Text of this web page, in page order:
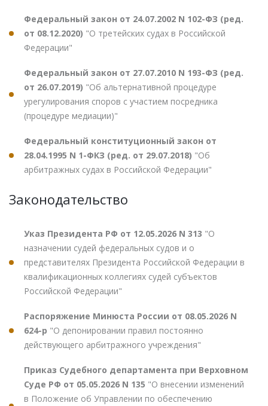
Федеральный закон от 24.07.2002 N 102-ФЗ (ред.
от 08.12.2020) "О третейских судах в Российской
Федерации"
Федеральный закон от 27.07.2010 N 193-ФЗ (ред.
от 26.07.2019) "Об альтернативной процедуре
урегулирования споров с участием посредника
(процедуре медиации)"
Федеральный конституционный закон от
28.04.1995 N 1-ФКЗ (ред. от 29.07.2018) "Об
арбитражных судах в Российской Федерации"
Законодательство
Указ Президента РФ от 12.05.2026 N 313 "О
назначении судей федеральных судов и о
представителях Президента Российской Федерации в
квалификационных коллегиях судей субъектов
Российской Федерации"
Распоряжение Минюста России от 08.05.2026 N
624-р "О депонировании правил постоянно
действующего арбитражного учреждения"
Приказ Судебного департамента при Верховном
Суде РФ от 05.05.2026 N 135 "О внесении изменений
в Положение об Управлении по обеспечению